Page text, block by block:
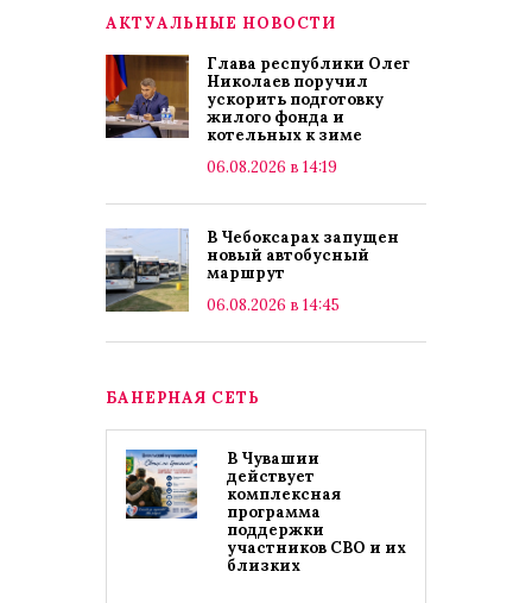
АКТУАЛЬНЫЕ НОВОСТИ
Глава республики Олег
Николаев поручил
ускорить подготовку
жилого фонда и
котельных к зиме
06.08.2026 в 14:19
В Чебоксарах запущен
новый автобусный
маршрут
06.08.2026 в 14:45
БАНЕРНАЯ СЕТЬ
В Чувашии
действует
комплексная
программа
поддержки
участников СВО и их
близких